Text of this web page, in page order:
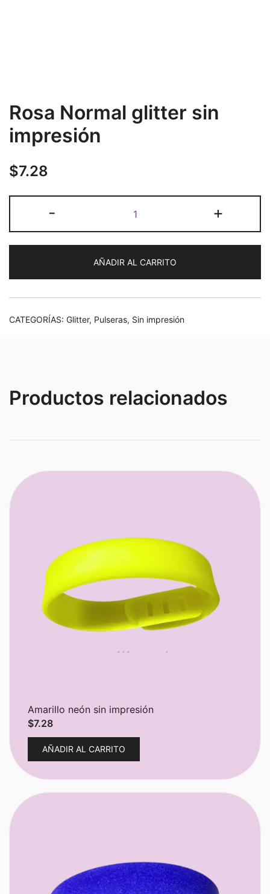
Rosa Normal glitter sin
impresión
$7.28
-
Normal
glitter
impresión
cantidad
+
AÑADIR AL CARRITO
CATEGORÍAS: Glitter, Pulseras, Sin impresión
Productos relacionados
Amarillo neón sin impresión
$7.28
AÑADIR AL CARRITO